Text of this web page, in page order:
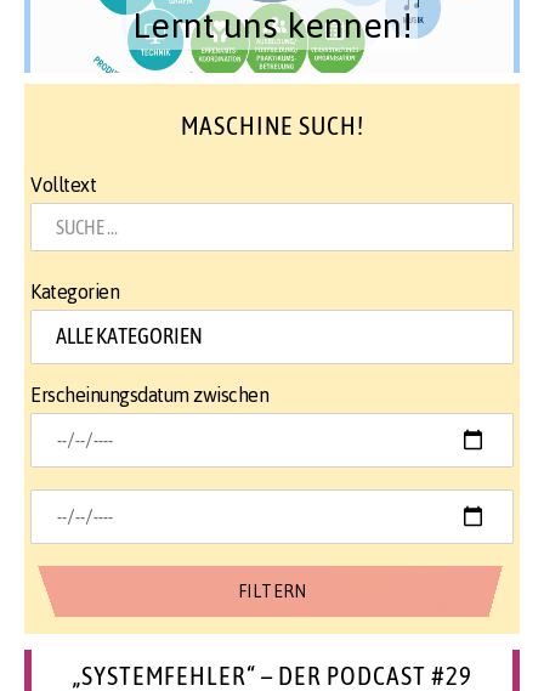
Lernt uns kennen!
MASCHINE SUCH!
Volltext
Kategorien
Erscheinungsdatum zwischen
„SYSTEMFEHLER“ – DER PODCAST #29